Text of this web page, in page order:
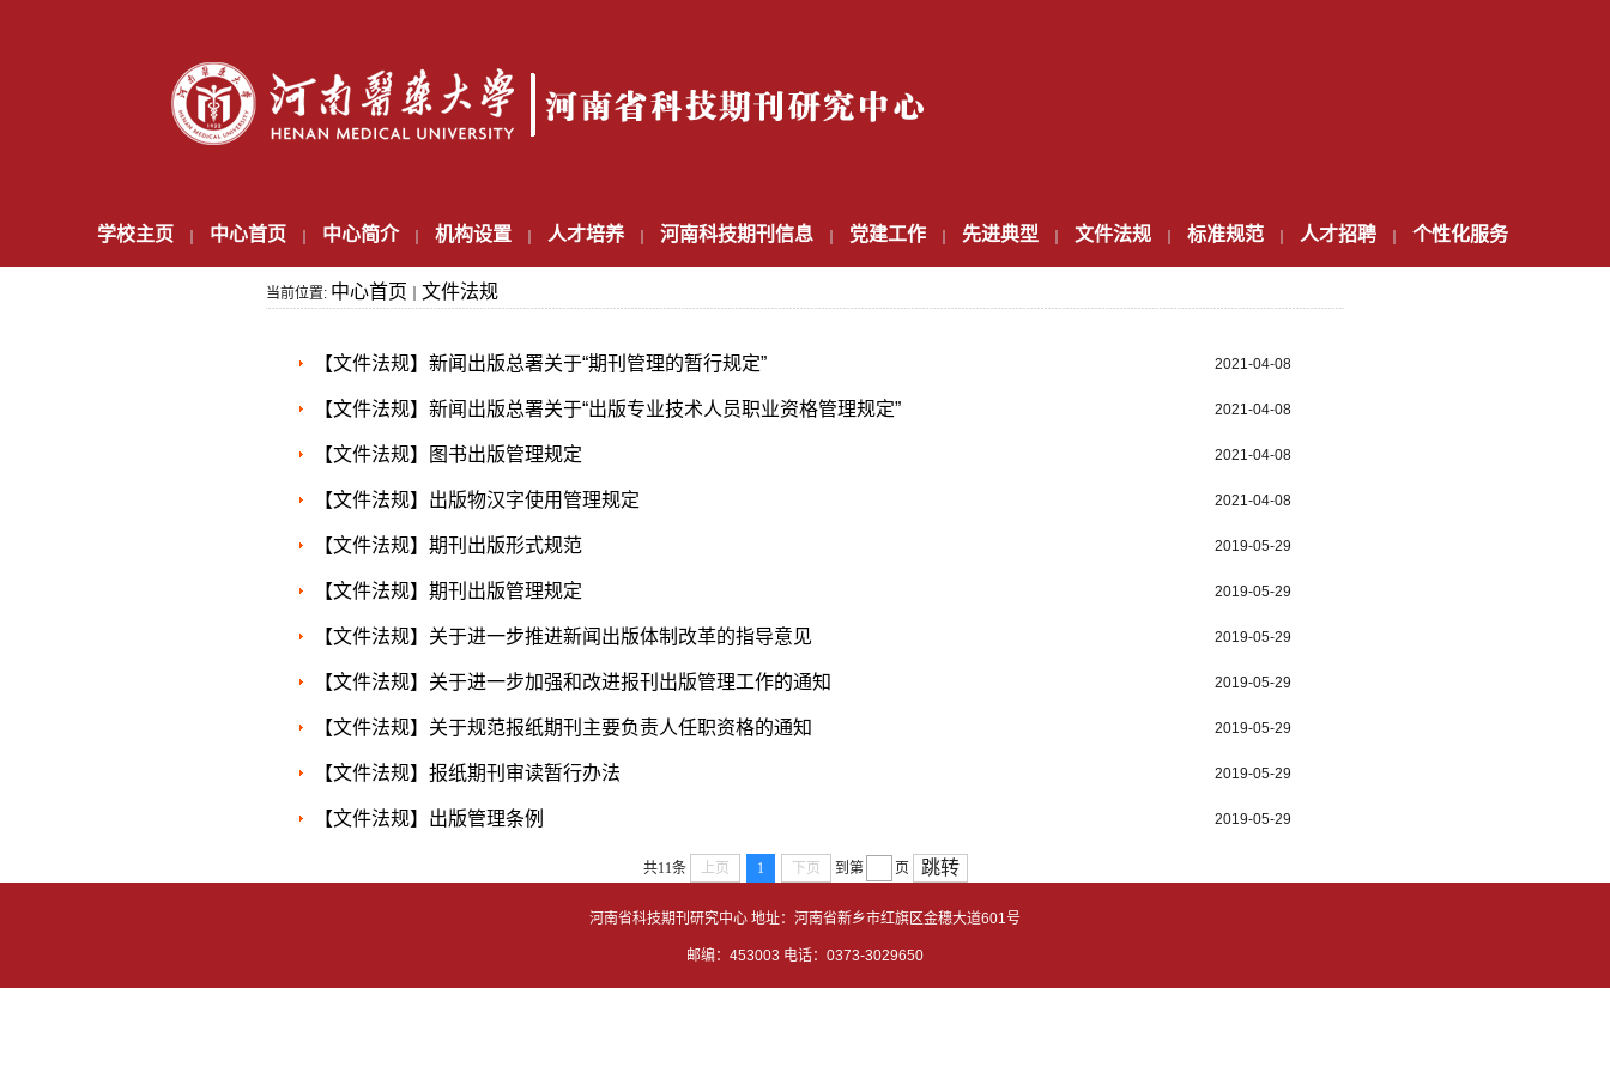
学校主页 中心首页 中心简介 机构设置 人才培养 河南科技期刊信息 党建工作 先进典型 文件法规 标准规范 人才招聘 个性化服务
当前位置: 中心首页 文件法规
【文件法规】新闻出版总署关于“期刊管理的暂行规定” 2021-04-08
【文件法规】新闻出版总署关于“出版专业技术人员职业资格管理规定” 2021-04-08
【文件法规】图书出版管理规定 2021-04-08
【文件法规】出版物汉字使用管理规定 2021-04-08
【文件法规】期刊出版形式规范 2019-05-29
【文件法规】期刊出版管理规定 2019-05-29
【文件法规】关于进一步推进新闻出版体制改革的指导意见 2019-05-29
【文件法规】关于进一步加强和改进报刊出版管理工作的通知 2019-05-29
【文件法规】关于规范报纸期刊主要负责人任职资格的通知 2019-05-29
【文件法规】报纸期刊审读暂行办法 2019-05-29
【文件法规】出版管理条例 2019-05-29
共11条 上页 1 下页 到第 页 跳转
河南省科技期刊研究中心 地址：河南省新乡市红旗区金穗大道601号
邮编：453003 电话：0373-3029650